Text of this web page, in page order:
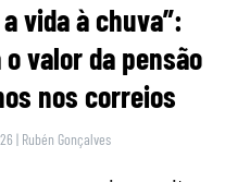
vida à chuva”:
valor da pensão
nos correios
| Rubén Gonçalves